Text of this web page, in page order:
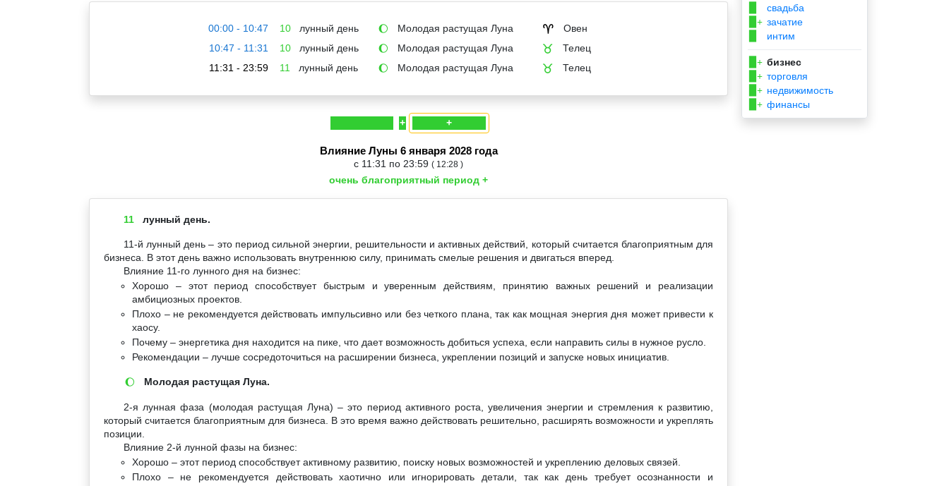
00:00 - 10:47 10 лунный день 🌔 Молодая растущая Луна ♈
Овен
10:47 - 11:31
10 лунный день 🌔 Молодая растущая Луна ♉
Телец
11:31 - 23:59
11 лунный день 🌔 Молодая растущая Луна ♉ Телец
+ +
Влияние Луны 6 января 2028 года
с 11:31 по 23:59 ( 12:28 )
очень благоприятный период +
11 лунный день.
11-й лунный день – это период сильной энергии, решительности и активных действий, который считается благоприятным для
бизнеса. В этот день важно использовать внутреннюю силу, принимать смелые решения и двигаться вперед.
Влияние 11-го лунного дня на бизнес:
Хорошо – этот период способствует быстрым и уверенным действиям, принятию важных решений и реализации
амбициозных проектов.
Плохо – не рекомендуется действовать импульсивно или без четкого плана, так как мощная энергия дня может привести к
хаосу.
Почему – энергетика дня находится на пике, что дает возможность добиться успеха, если направить силы в нужное русло.
Рекомендации – лучше сосредоточиться на расширении бизнеса, укреплении позиций и запуске новых инициатив.
🌔 Молодая растущая Луна.
2-я лунная фаза (молодая растущая Луна) – это период активного роста, увеличения энергии и стремления к развитию,
который считается благоприятным для бизнеса. В это время важно действовать решительно, расширять возможности и укреплять
позиции.
Влияние 2-й лунной фазы на бизнес:
Хорошо – этот период способствует активному развитию, поиску новых возможностей и укреплению деловых связей.
Плохо – не рекомендуется действовать хаотично или игнорировать детали, так как день требует осознанности и
свадьба
▉+ зачатие
интим
▉+ бизнес
▉+ торговля
▉+ недвижимость
▉+ финансы